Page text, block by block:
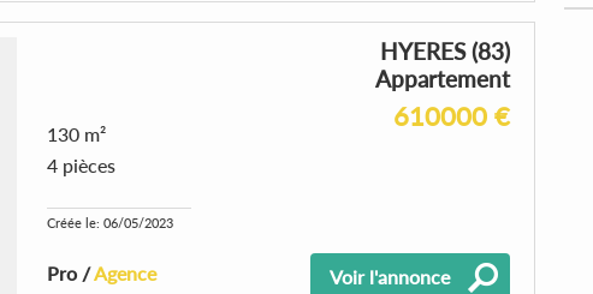
HYERES (83)
Appartement
610000 €
130 m²
4 pièces
Créée le: 06/05/2023
Pro /Agence Voir l'annonce